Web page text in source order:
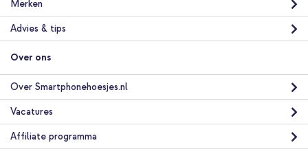
Merken
Advies & tips
Over ons
Over Smartphonehoesjes.nl
Vacatures
Affiliate programma